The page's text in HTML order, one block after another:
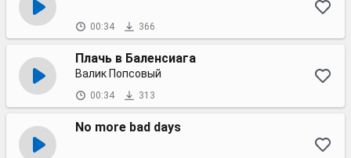
00:34 366
Плачь в Баленсиага
Валик Попсовый
00:34 313
No more bad days